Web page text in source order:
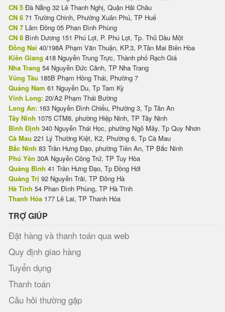
CN 5 Đà Nẵng 32 Lê Thanh Nghị, Quận Hải Châu
CN 6 71 Trường Chinh, Phường Xuân Phú, TP Huế
CN 7 Lâm Đồng 05 Phan Đình Phùng
CN 8 Bình Dương 151 Phú Lợi, P. Phú Lợi, Tp. Thủ Dầu Một
Đồng Nai 40/198A Phạm Văn Thuận, KP.3, P.Tân Mai Biên Hòa
Kiên Giang 418 Nguyễn Trung Trực, Thành phố Rạch Giá
Nha Trang 54 Nguyễn Đức Cảnh, TP Nha Trang
Vũng Tàu 185B Phạm Hồng Thái, Phường 7
Quảng Nam 61 Nguyễn Du, Tp Tam Kỳ
Vĩnh Long: 20/A2 Phạm Thái Bường
Long An: 163 Nguyễn Đình Chiểu, Phường 3, Tp Tân An
Tây Ninh 1075 CTM8, phường Hiệp Ninh, TP Tây Ninh
Bình Định 340 Nguyễn Thái Học, phường Ngô Mây, Tp Quy Nhơn
Cà Mau 221 Lý Thường Kiệt, K2, Phường 6, Tp Cà Mau
Bắc Ninh 83 Trần Hưng Đạo, phường Tiền An, TP Bắc Ninh
Phú Yên 30A Nguyễn Công Trứ, TP Tuy Hòa
Quảng Bình 41 Trần Hưng Đạo, Tp Đồng Hới
Quảng Trị 92 Nguyễn Trãi, TP Đông Hà
Hà Tĩnh 54 Phan Đình Phùng, TP Hà Tĩnh
Thanh Hóa 177 Lê Lai, TP Thanh Hóa
TRỢ GIÚP
Đặt hàng và thanh toán qua web
Quy định giao hàng
Tuyển dụng
Thanh toán
Câu hỏi thường gặp